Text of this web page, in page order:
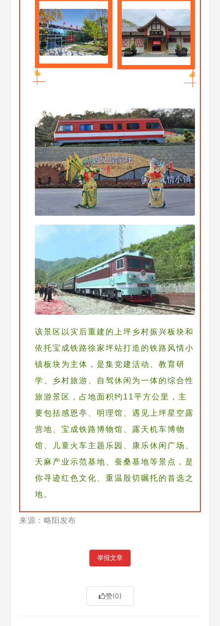
该景区以灾后重建的上坪乡村振兴板块和
依托宝成铁路徐家坪站打造的铁路风情小
镇板块为主体，是集党建活动、教育研
学、乡村旅游、自驾休闲为一体的综合性
旅游景区，占地面积约11平方公里，主
要包括感恩亭、明理馆、遇见上坪星空露
营地、宝成铁路博物馆、露天机车博物
馆、儿童火车主题乐园、康乐休闲广场、
天麻产业示范基地、蚕桑基地等景点，是
你寻迹红色文化、重温殷切嘱托的首选之
地。
来源：略阳发布
举报文章
赞(0)